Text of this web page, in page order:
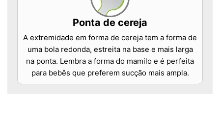
Ponta de cereja
A extremidade em forma de cereja tem a forma de
uma bola redonda, estreita na base e mais larga
na ponta. Lembra a forma do mamilo e é perfeita
para bebês que preferem sucção mais ampla.